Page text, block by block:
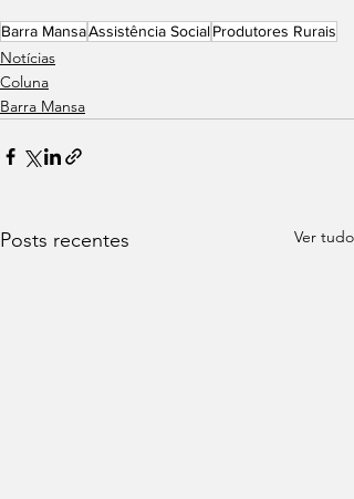
Barra MansaAssistência SocialProdutores Rurais
Notícias
Coluna
Barra Mansa
Posts recentes Ver tudo